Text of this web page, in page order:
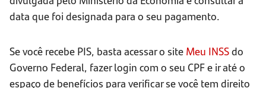
data que foi designada para o seu pagamento.
Se você recebe PIS, basta acessar o site Meu INSSdo
Governo Federal, fazer login com o seu CPF e ir até o
espaço de benefícios para verificar se você tem direito